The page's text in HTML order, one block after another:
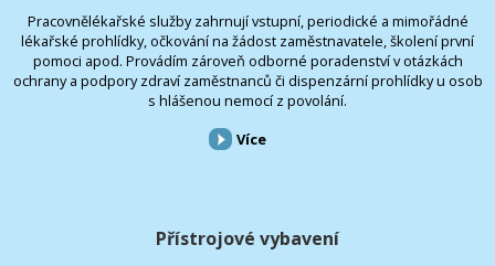
Pracovnělékařské služby zahrnují vstupní, periodické a mimořádné
lékařské prohlídky, očkování na žádost zaměstnavatele, školení první
pomoci apod. Provádím zároveň odborné poradenství v otázkách
ochrany a podpory zdraví zaměstnanců či dispenzární prohlídky u osob
s hlášenou nemocí z povolání.
Více
Přístrojové vybavení